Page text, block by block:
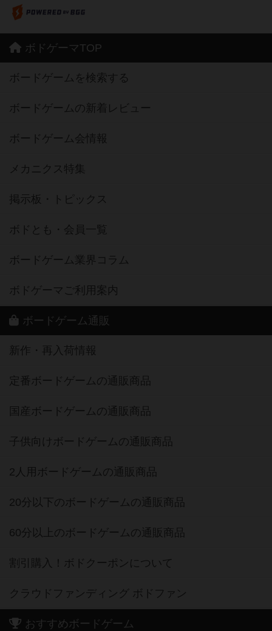
ボドゲーマTOP
ボードゲームを検索する
ボードゲームの新着レビュー
ボードゲーム会情報
メカニクス特集
掲示板・トピックス
ボドとも・会員一覧
ボードゲーム業界コラム
ボドゲーマご利用案内
ボードゲーム通販
新作・再入荷情報
定番ボードゲームの通販商品
国産ボードゲームの通販商品
子供向けボードゲームの通販商品
2人用ボードゲームの通販商品
20分以下のボードゲームの通販商品
60分以上のボードゲームの通販商品
割引購入！ボドクーポンについて
クラウドファンディング ボドファン
おすすめボードゲーム